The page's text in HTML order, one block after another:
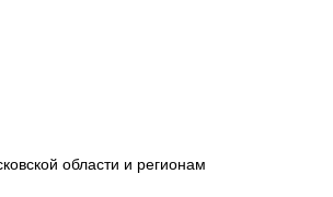
области и регионам